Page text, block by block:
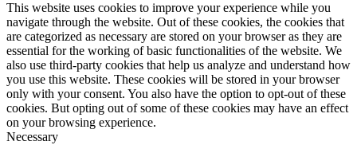
This website uses cookies to improve your experience while you
navigate through the website. Out of these cookies, the cookies that
are categorized as necessary are stored on your browser as they are
essential for the working of basic functionalities of the website. We
also use third-party cookies that help us analyze and understand how
you use this website. These cookies will be stored in your browser
only with your consent. You also have the option to opt-out of these
cookies. But opting out of some of these cookies may have an effect
on your browsing experience.
Necessary